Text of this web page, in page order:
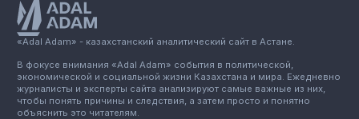
«Adal Adam» - казахстанский аналитический сайт в Астане.
В фокусе внимания «Adal Adam» события в политической,
экономической и социальной жизни Казахстана и мира. Ежедневно
журналисты и эксперты сайта анализируют самые важные из них,
чтобы понять причины и следствия, а затем просто и понятно
объяснить это читателям.